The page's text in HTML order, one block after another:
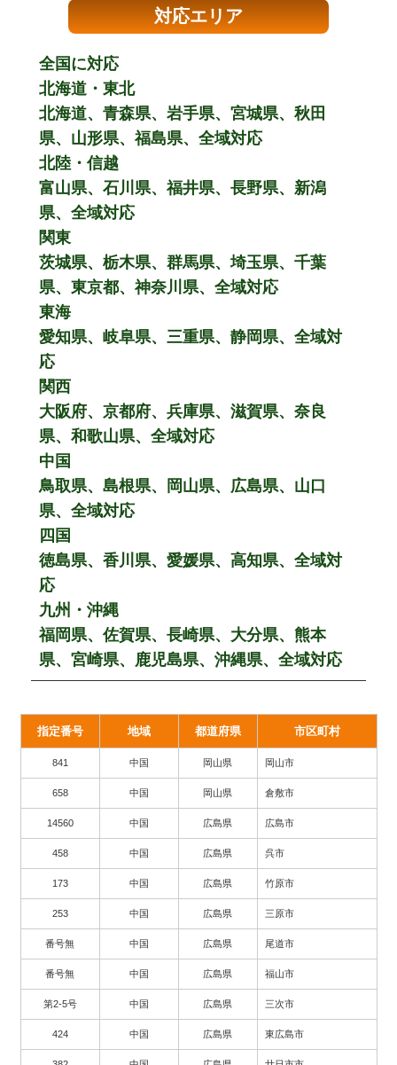
対応エリア
全国に対応
北海道・東北
北海道、青森県、岩手県、宮城県、秋田
県、山形県、福島県、全域対応
北陸・信越
富山県、石川県、福井県、長野県、新潟
県、全域対応
関東
茨城県、栃木県、群馬県、埼玉県、千葉
県、東京都、神奈川県、全域対応
東海
愛知県、岐阜県、三重県、静岡県、全域対
応
関西
大阪府、京都府、兵庫県、滋賀県、奈良
県、和歌山県、全域対応
中国
鳥取県、島根県、岡山県、広島県、山口
県、全域対応
四国
徳島県、香川県、愛媛県、高知県、全域対
応
九州・沖縄
福岡県、佐賀県、長崎県、大分県、熊本
県、宮崎県、鹿児島県、沖縄県、全域対応
指定番号 地域 都道府県 市区町村
841 中国 岡山県 岡山市
658 中国 岡山県 倉敷市
14560 中国 広島県 広島市
458 中国 広島県 呉市
173 中国 広島県 竹原市
253 中国 広島県 三原市
番号無 中国 広島県 尾道市
番号無 中国 広島県 福山市
第2-5号 中国 広島県 三次市
424 中国 広島県 東広島市